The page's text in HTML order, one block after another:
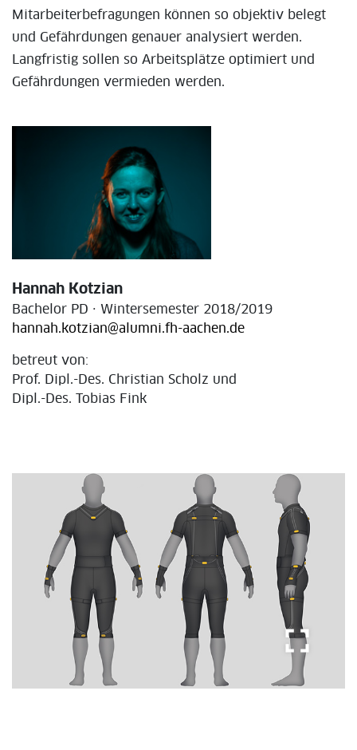
Mitarbeiterbefragungen können so objektiv belegt
und Gefährdungen genauer analysiert werden.
Langfristig sollen so Arbeitsplätze optimiert und
Gefährdungen vermieden werden.
Hannah Kotzian
Bachelor PD · Wintersemester 2018/2019
hannah.kotzian@alumni.fh-aachen.de
betreut von:
Prof. Dipl.-Des. Christian Scholz und
Dipl.-Des. Tobias Fink
fullscreen